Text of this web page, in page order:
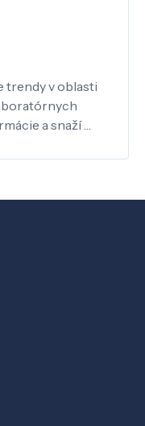
trendy v oblasti
a snaží …